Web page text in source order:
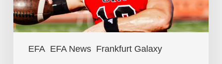
EFA EFA News Frankfurt Galaxy